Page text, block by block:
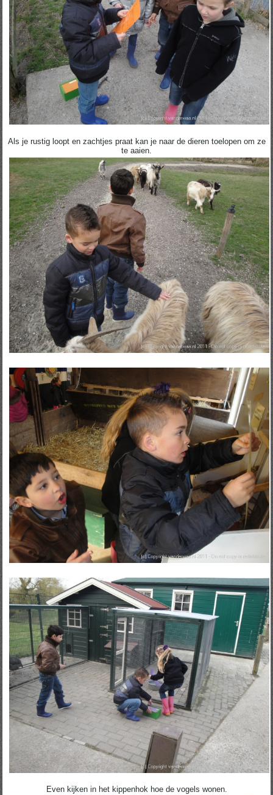
Als je rustig loopt en zachtjes praat kan je naar de dieren toelopen om ze
te aaien.
Even kijken in het kippenhok hoe de vogels wonen.